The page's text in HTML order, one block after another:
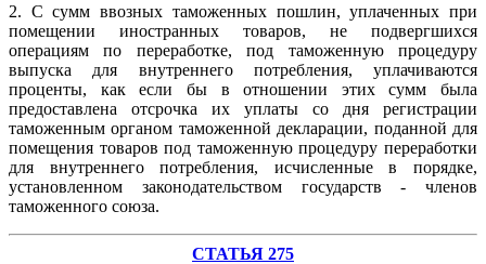
2. С сумм ввозных таможенных пошлин, уплаченных при
помещении иностранных товаров, не подвергшихся
операциям по переработке, под таможенную процедуру
выпуска для внутреннего потребления, уплачиваются
проценты, как если бы в отношении этих сумм была
предоставлена отсрочка их уплаты со дня регистрации
таможенным органом таможенной декларации, поданной для
помещения товаров под таможенную процедуру переработки
для внутреннего потребления, исчисленные в порядке,
установленном законодательством государств - членов
таможенного союза.
СТАТЬЯ 275